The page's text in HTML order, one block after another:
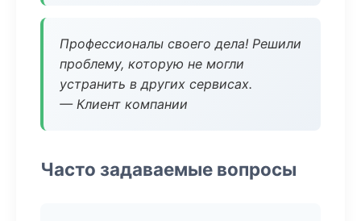
Профессионалы своего дела! Решили
проблему, которую не могли
устранить в других сервисах.
— Клиент компании
Часто задаваемые вопросы